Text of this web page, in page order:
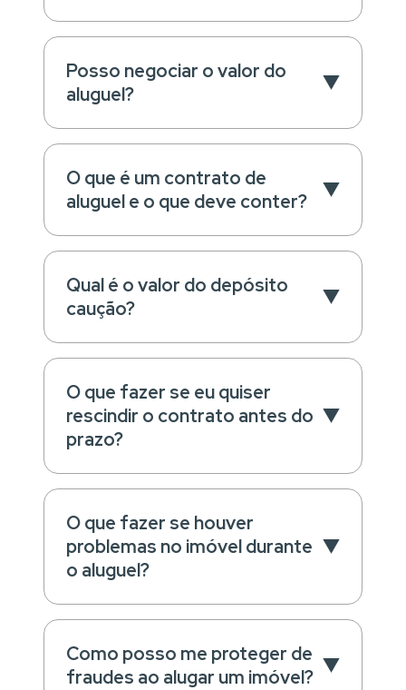
Posso negociar o valor do
aluguel?
O que é um contrato de
aluguel e o que deve conter?
Qual é o valor do depósito
caução?
O que fazer se eu quiser
rescindir o contrato antes do
prazo?
O que fazer se houver
problemas no imóvel durante
o aluguel?
Como posso me proteger de
fraudes ao alugar um imóvel?